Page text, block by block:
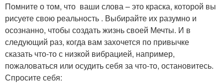
Помните о том, что ваши слова – это краска, которой вы
рисуете свою реальность . Выбирайте их разумно и
осознанно, чтобы создать жизнь своей Мечты. И в
следующий раз, когда вам захочется по привычке
сказать что-то с низкой вибрацией, например,
пожаловаться или осудить себя за что-то, остановитесь.
Спросите себя: